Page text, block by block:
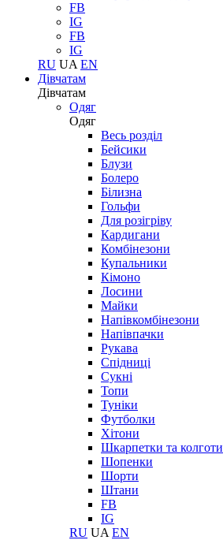
FB
IG
FB
IG
RU UA EN
Дівчатам
Дівчатам
Одяг
Одяг
Весь розділ
Бейсики
Блузи
Болеро
Білизна
Гольфи
Для розігріву
Кардигани
Комбінезони
Купальники
Кімоно
Лосини
Майки
Напівкомбінезони
Напівпачки
Рукава
Спідниці
Сукні
Топи
Туніки
Футболки
Хітони
Шкарпетки та колготи
Шопенки
Шорти
Штани
FB
IG
RU UA EN